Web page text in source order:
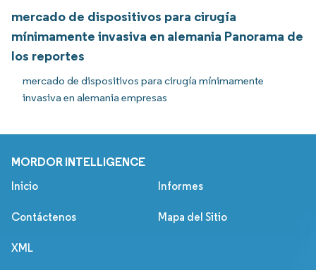
mercado de dispositivos para cirugía
mínimamente invasiva en alemania Panorama de
los reportes
mercado de dispositivos para cirugía mínimamente
invasiva en alemania empresas
MORDOR INTELLIGENCE
Inicio Informes
Contáctenos Mapa del Sitio
XML